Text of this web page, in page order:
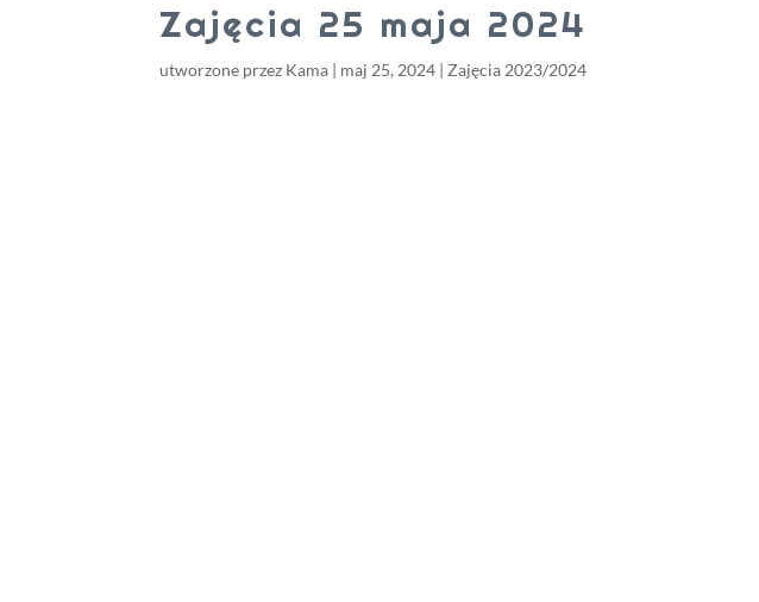
Zajęcia 25 maja 2024
utworzone przez Kama maj 25, 2024 |Zajęcia 2023/2024